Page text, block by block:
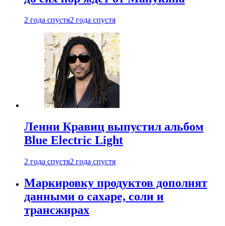
2 года спустя2 года спустя
Ленни Кравиц выпустил альбом
Blue Electric Light
2 года спустя2 года спустя
Маркировку продуктов дополнят
данными о сахаре, соли и
трансжирах